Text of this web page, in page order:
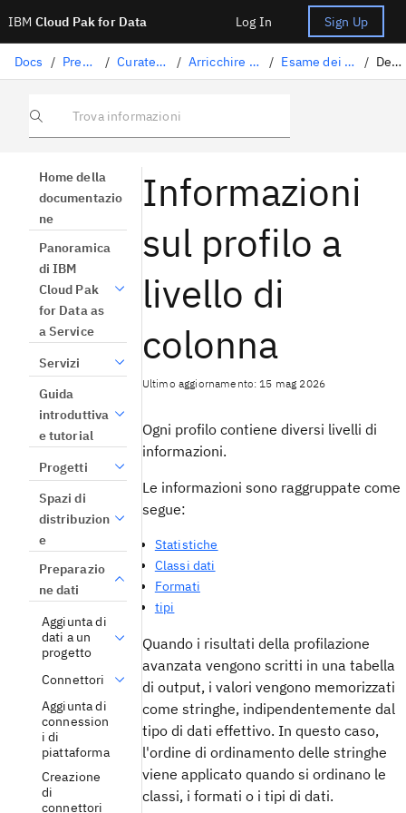
IBM Cloud Pak for Data Log In Sign Up
Docs / Preparazione dati / Curatela di dati strutturati / Arricchire il vostro patrimonio di dati / Esame dei risultati dell'arricchimento / Dettagli profilo
Trova informazioni
Home della
documentazio
ne
Panoramica
di IBM
Cloud Pak
for Data as
a Service
Servizi
Guida
introduttiva
e tutorial
Progetti
Spazi di
distribuzion
e
Preparazio
ne dati
Aggiunta di
dati a un
progetto
Connettori
Aggiunta di
connession
i di
piattaforma
Creazione
di
connettori
Informazioni
sul profilo a
livello di
colonna
Ultimo aggiornamento: 15 mag 2026
Ogni profilo contiene diversi livelli di
informazioni.
Le informazioni sono raggruppate come
segue:
Statistiche
Classi dati
Formati
tipi
Quando i risultati della profilazione
avanzata vengono scritti in una tabella
di output, i valori vengono memorizzati
come stringhe, indipendentemente dal
tipo di dati effettivo. In questo caso,
l'ordine di ordinamento delle stringhe
viene applicato quando si ordinano le
classi, i formati o i tipi di dati.